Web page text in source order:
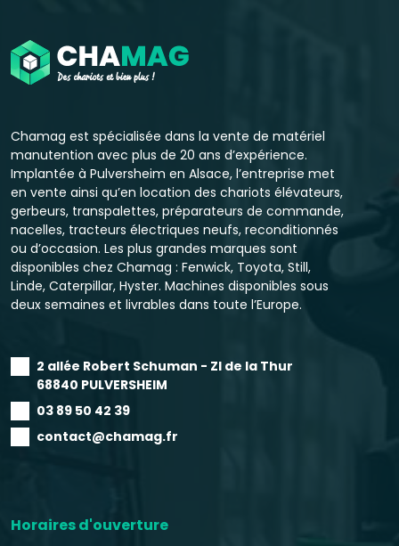
Chamag est spécialisée dans la vente de matériel
manutention avec plus de 20 ans d’expérience.
Implantée à Pulversheim en Alsace, l’entreprise met
en vente ainsi qu’en location des chariots élévateurs,
gerbeurs, transpalettes, préparateurs de commande,
nacelles, tracteurs électriques neufs, reconditionnés
ou d’occasion. Les plus grandes marques sont
disponibles chez Chamag : Fenwick, Toyota, Still,
Linde, Caterpillar, Hyster. Machines disponibles sous
deux semaines et livrables dans toute l’Europe.
2 allée Robert Schuman - ZI de la Thur
68840 PULVERSHEIM
03 89 50 42 39
contact@chamag.fr
Horaires d'ouverture